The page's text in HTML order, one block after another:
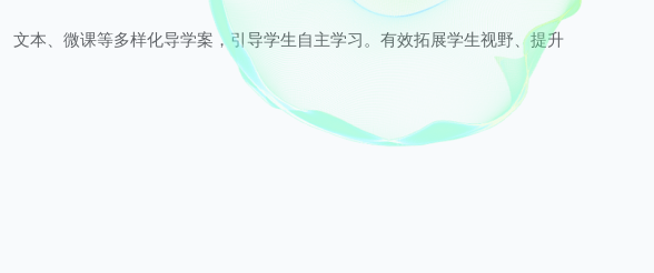
文本、微课等多样化导学案，引导学生自主学习。有效拓展学生视野、提升